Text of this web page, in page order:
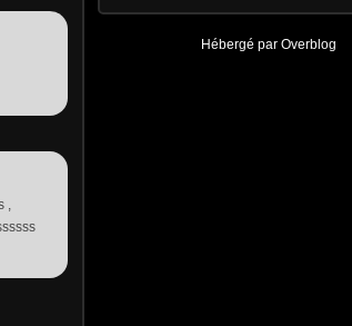
,
Hébergé par Overblog